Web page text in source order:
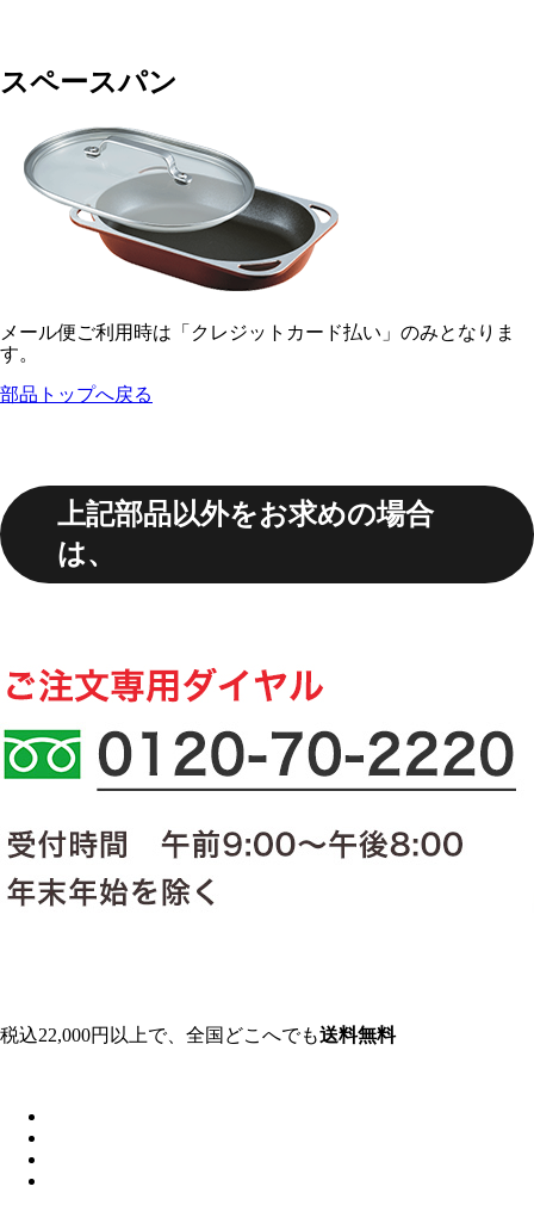
スペースパン
メール便ご利用時は「クレジットカード払い」のみとなりま
す。
部品トップへ戻る
上記部品以外をお求めの場合
は、
税込22,000円以上で、全国どこへでも送料無料